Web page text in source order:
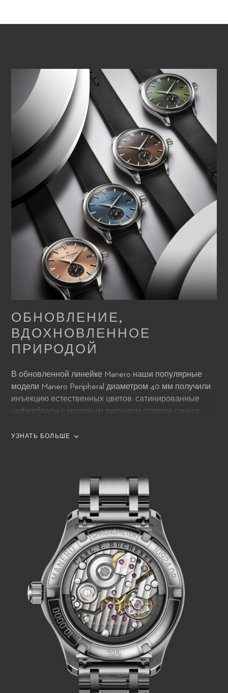
ВОСПРОИЗВЕСТИ ВИДЕО
ОБНОВЛЕНИЕ,
ВДОХНОВЛЕННОЕ
ПРИРОДОЙ
В обновленной линейке Manero наши популярные
модели Manero Peripheral диаметром 40 мм получили
инъекцию естественных цветов: сатинированные
циферблаты с круговым рисунком отделки синего,
черным субциферблатом секунд; серебристо-белый и
современное наше будущее.
УЗНАТЬ БОЛЬШЕ